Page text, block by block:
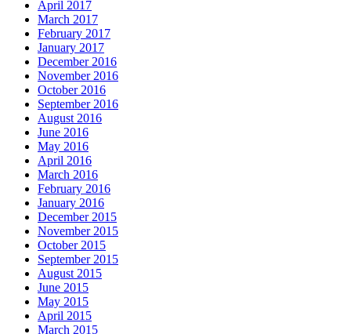
April 2017
March 2017
February 2017
January 2017
December 2016
November 2016
October 2016
September 2016
August 2016
June 2016
May 2016
April 2016
March 2016
February 2016
January 2016
December 2015
November 2015
October 2015
September 2015
August 2015
June 2015
May 2015
April 2015
March 2015